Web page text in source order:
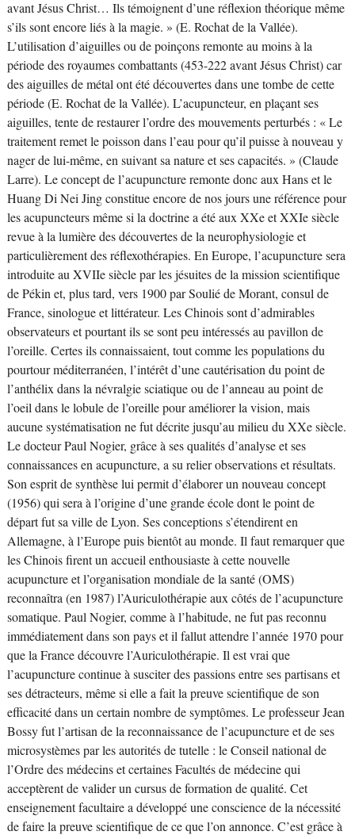
avant Jésus Christ… Ils témoignent d’une réflexion théorique même
s’ils sont encore liés à la magie. » (E. Rochat de la Vallée).
L’utilisation d’aiguilles ou de poinçons remonte au moins à la
période des royaumes combattants (453-222 avant Jésus Christ) car
des aiguilles de métal ont été découvertes dans une tombe de cette
période (E. Rochat de la Vallée). L’acupuncteur, en plaçant ses
aiguilles, tente de restaurer l’ordre des mouvements perturbés : « Le
traitement remet le poisson dans l’eau pour qu’il puisse à nouveau y
nager de lui-même, en suivant sa nature et ses capacités. » (Claude
Larre). Le concept de l’acupuncture remonte donc aux Hans et le
Huang Di Nei Jing constitue encore de nos jours une référence pour
les acupuncteurs même si la doctrine a été aux XXe et XXIe siècle
revue à la lumière des découvertes de la neurophysiologie et
particulièrement des réflexothérapies. En Europe, l’acupuncture sera
introduite au XVIIe siècle par les jésuites de la mission scientifique
de Pékin et, plus tard, vers 1900 par Soulié de Morant, consul de
France, sinologue et littérateur. Les Chinois sont d’admirables
observateurs et pourtant ils se sont peu intéressés au pavillon de
l’oreille. Certes ils connaissaient, tout comme les populations du
pourtour méditerranéen, l’intérêt d’une cautérisation du point de
l’anthélix dans la névralgie sciatique ou de l’anneau au point de
l’oeil dans le lobule de l’oreille pour améliorer la vision, mais
aucune systématisation ne fut décrite jusqu’au milieu du XXe siècle.
Le docteur Paul Nogier, grâce à ses qualités d’analyse et ses
connaissances en acupuncture, a su relier observations et résultats.
Son esprit de synthèse lui permit d’élaborer un nouveau concept
(1956) qui sera à l’origine d’une grande école dont le point de
départ fut sa ville de Lyon. Ses conceptions s’étendirent en
Allemagne, à l’Europe puis bientôt au monde. Il faut remarquer que
les Chinois firent un accueil enthousiaste à cette nouvelle
acupuncture et l’organisation mondiale de la santé (OMS)
reconnaîtra (en 1987) l’Auriculothérapie aux côtés de l’acupuncture
somatique. Paul Nogier, comme à l’habitude, ne fut pas reconnu
immédiatement dans son pays et il fallut attendre l’année 1970 pour
que la France découvre l’Auriculothérapie. Il est vrai que
l’acupuncture continue à susciter des passions entre ses partisans et
ses détracteurs, même si elle a fait la preuve scientifique de son
efficacité dans un certain nombre de symptômes. Le professeur Jean
Bossy fut l’artisan de la reconnaissance de l’acupuncture et de ses
microsystèmes par les autorités de tutelle : le Conseil national de
l’Ordre des médecins et certaines Facultés de médecine qui
acceptèrent de valider un cursus de formation de qualité. Cet
enseignement facultaire a développé une conscience de la nécessité
de faire la preuve scientifique de ce que l’on annonce. C’est grâce à